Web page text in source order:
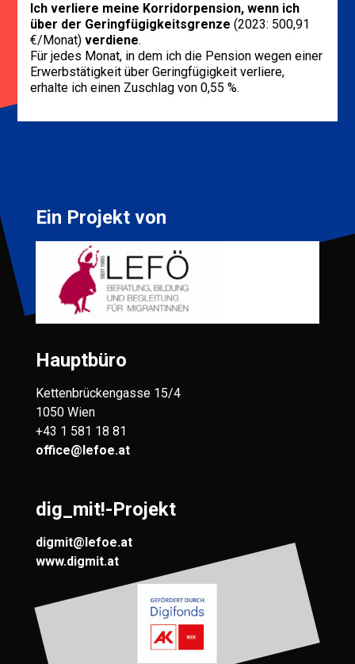
Ich verliere meine Korridorpension, wenn ich
über der Geringfügigkeitsgrenze (2023: 500,91
€/Monat)verdiene.
Für jedes Monat, in dem ich die Pension wegen einer
Erwerbstätigkeit über Geringfügigkeit verliere,
erhalte ich einen Zuschlag von 0,55 %.
Ein Projekt von
Hauptbüro
Kettenbrückengasse 15/4
1050 Wien
+43 1 581 18 81
office@lefoe.at
dig_mit!-Projekt
digmit@lefoe.at
www.digmit.at